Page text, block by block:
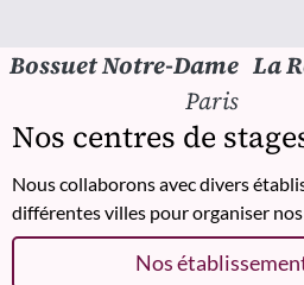
La
Bossuet Notre-Dame
Paris
Nos centres de
Nous collaborons avec divers
différentes villes pour organiser
Nos